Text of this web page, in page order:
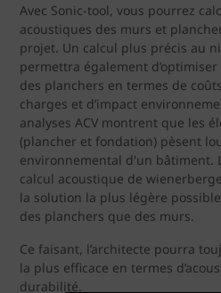
Avec Sonic-tool, vous pourrez
acoustiques des murs et
projet. Un calcul plus précis au
permettra également
des planchers en termes de
charges et d’impact
analyses ACV montrent que les
(plancher et fondation) pèsent
environnemental d'un bâtiment.
calcul acoustique de
la solution la plus légère
des planchers que des murs.
Ce faisant, l’architecte pourra
la plus efficace en termes
durabilité.